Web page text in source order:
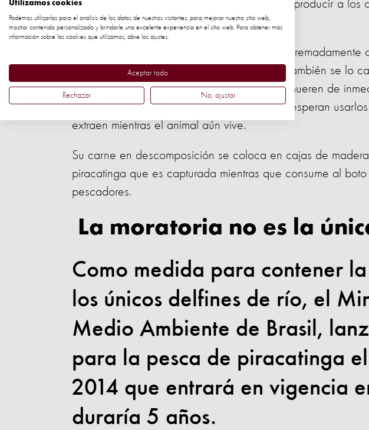
El boto vive hasta 30 años, se comienza a reproducir a los
cada dos a cuatro años.
El uso del delfín rosado como carnada es
atraparlos y son asesinados a machetazos. También se lo
muerte por asfixia. Como muchas veces no mueren de
la cola, a los árboles y los cuelgan mientras esperan
extraen mientras el animal aún vive.
Su carne en descomposición se coloca en cajas de
piracatinga que es capturada mientras que consume al
pescadores.
La moratoria no es la
Como medida para contener
los únicos delfines de río, el
Medio Ambiente de Brasil,
para la pesca de piracatinga
2014 que entrará en vigencia
duraría 5 años.
Utilizamos cookies
Podemos utilizarlas para el análisis de los datos de nuestros visitantes, para mejorar nuestro sitio web,
mostrar contenido personalizado y brindarle una excelente experiencia en el sitio web. Para obtener más
información sobre las cookies que utilizamos, abre los ajustes.
Aceptar todo
Rechazar No, ajustar